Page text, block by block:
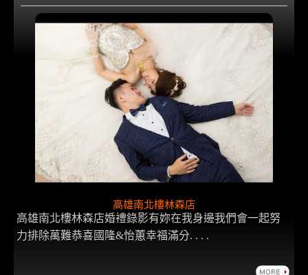
高雄南北樓林森店
高雄南北樓林森店婚禮錄影有妳在我身邊我們會一起努
力排除萬難恭喜國隆&怡蕙幸福滿分. . . .